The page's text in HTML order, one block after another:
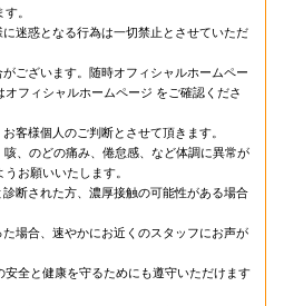
。
迷惑となる行為は一切禁止とさせていただ
ございます。随時オフィシャルホームペー
フィシャルホームページ をご確認くださ
客様個人のご判断とさせて頂きます。
、のどの痛み、倦怠感、など体調に異常が
お願いいたします。
断された方、濃厚接触の可能性がある場合
場合、速やかにお近くのスタッフにお声が
安全と健康を守るためにも遵守いただけます